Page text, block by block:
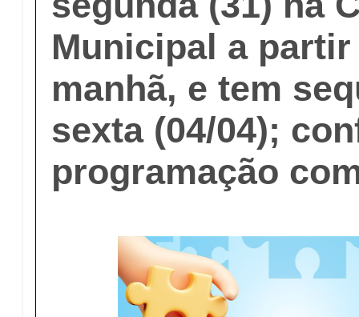
Municipal a partir
manhã, e tem
sexta (04/04);
programação